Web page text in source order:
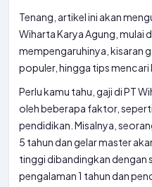
Tenang, artikel ini akan
Wiharta Karya Agung,
mempengaruhinya, kisaran
populer, hingga tips mencari
Perlu kamu tahu, gaji di PT
oleh beberapa faktor,
pendidikan. Misalnya,
5 tahun dan gelar master
tinggi dibandingkan dengan
pengalaman 1 tahun dan